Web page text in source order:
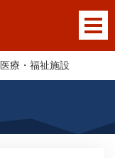
医療・福祉施設